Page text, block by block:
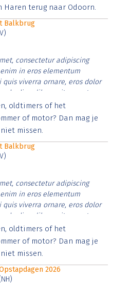
Haren terug naar Odoorn.
Balkbrug
consectetur adipiscing
in eros elementum
quis viverra ornare, eros dolor
diam libero vitae erat.
cursus id rutrum lorem
risus tristique posuere.
oldtimers of het
of motor? Dan mag je
missen.
Balkbrug
consectetur adipiscing
in eros elementum
quis viverra ornare, eros dolor
diam libero vitae erat.
cursus id rutrum lorem
risus tristique posuere.
oldtimers of het
of motor? Dan mag je
missen.
2026